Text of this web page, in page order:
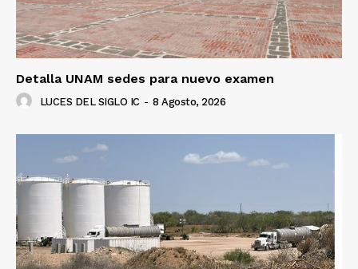
Detalla UNAM sedes para nuevo examen
LUCES DEL SIGLO IC - 8 Agosto, 2026